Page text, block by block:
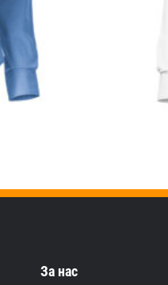
За нас